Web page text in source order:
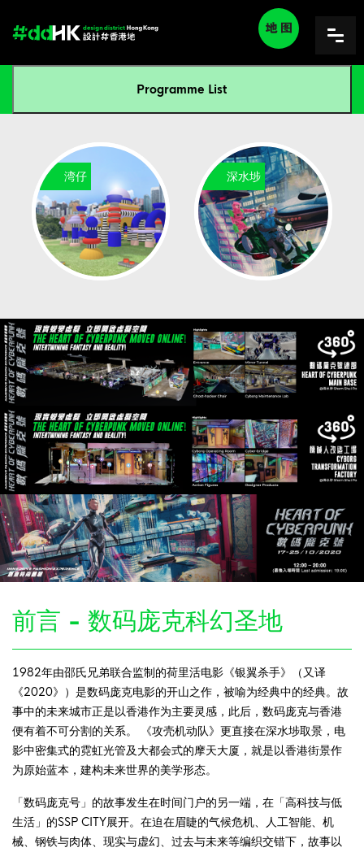
Programme List
湾仔 深水埗
前言 - 数码庞克科幻圣地
1982年由邵氏兄弟联合监制的荷里活电影《银翼杀手》（又译
《2020》）是数码庞克电影的开山之作，被喻为经典中的经典。故
事中的未来城市正是以香港作为主要灵感，此后，数码庞克与香港
便有着不可分割的关系。 《攻壳机动队》更直接在深水埗取景，电
影中密集式的霓虹光管及大都会式的摩天大厦，就是以香港街景作
为原始蓝本，建构未来世界的美学形态。
「数码庞克号」的故事发生在时间门户的另一端，在「高科技与低
生活」的SSP CITY展开。在迫在眉睫的气候危机、人工智能、机
械、钢铁与肉体、现实与虚幻、过去与未来等编织交错下，故事以